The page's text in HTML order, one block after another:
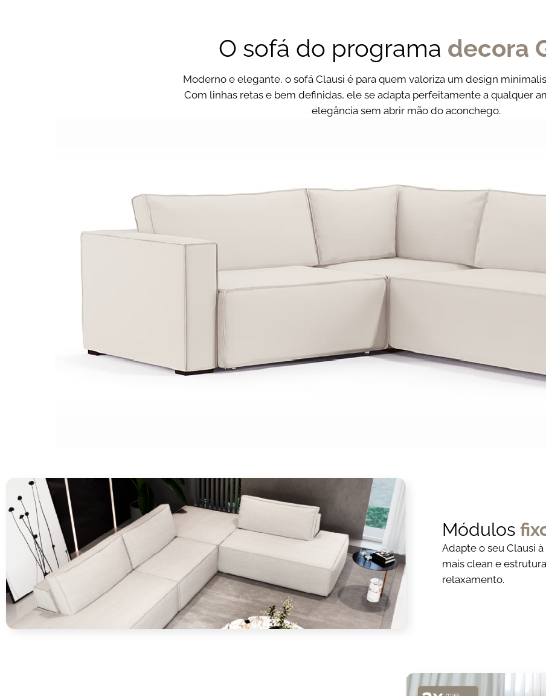
Medida
1,40m x
1,00m
Encosto Solto
O sofá do programa decora
Moderno e elegante, o sofá Clausi é para quem valoriza um design
Com linhas retas e bem definidas, ele se adapta perfeitamente a qualquer
elegância sem abrir mão do aconchego.
Módulos
Adapte o seu Clausi
mais clean e
relaxamento.